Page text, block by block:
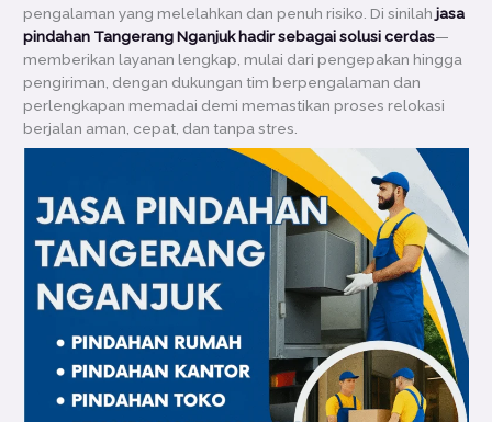
pengalaman yang melelahkan dan penuh risiko. Di sinilah jasa
pindahan Tangerang Nganjuk hadir sebagai solusi cerdas—
memberikan layanan lengkap, mulai dari pengepakan hingga
pengiriman, dengan dukungan tim berpengalaman dan
perlengkapan memadai demi memastikan proses relokasi
berjalan aman, cepat, dan tanpa stres.